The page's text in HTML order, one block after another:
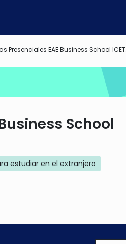
Presenciales EAE Business School ICETEX
School
estudiar en el extranjero